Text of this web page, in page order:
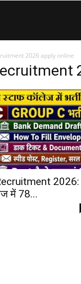
2026 apply online
2026:
में 78...